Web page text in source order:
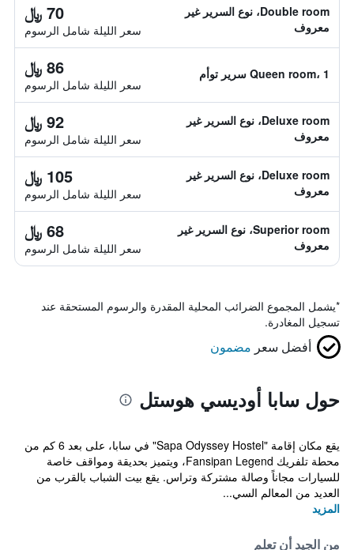
Double room، نوع السرير غير
معروف
70 ﷼
سعر الليلة شامل الرسوم
Queen room، 1 سرير توأم 86 ﷼
سعر الليلة شامل الرسوم
Deluxe room، نوع السرير غير
معروف
92 ﷼
سعر الليلة شامل الرسوم
Deluxe room، نوع السرير غير
معروف
105 ﷼
سعر الليلة شامل الرسوم
Superior room، نوع السرير غير
معروف
68 ﷼
سعر الليلة شامل الرسوم
*يشمل المجموع الضرائب المحلية المقدرة والرسوم المستحقة عند
تسجيل المغادرة.
أفضل سعر مضمون
حول سابا أوديسي هوستل
يقع مكان إقامة "Sapa Odyssey Hostel" في سابا، على بعد 6 كم من
محطة تلفريك Fansipan Legend، ويتميز بحديقة ومواقف خاصة
للسيارات مجاناً وصالة مشتركة وتراس. يقع بيت الشباب بالقرب من
العديد من المعالم السي...
المزيد
من الجيد أن تعلم